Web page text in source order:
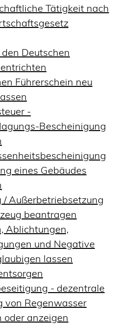
Tätigkeit nach
Deutschen
Führerschein neu
-
Bescheinigung
eines Gebäudes
/ Außerbetriebsetzung
beantragen
Ablichtungen,
und Negative
lassen
- dezentrale
von Regenwasser
oder anzeigen